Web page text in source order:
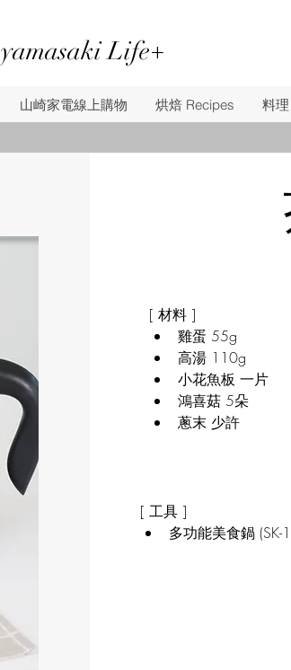
yamasaki Life+
山崎家電線上購物 烘焙 Recipes 料
[ 材料 ]
雞蛋 55g
高湯 110g
小花魚板 一片
鴻喜菇 5朵
蔥末 少許
[ 工具 ]​
多功能美食鍋 (SK-